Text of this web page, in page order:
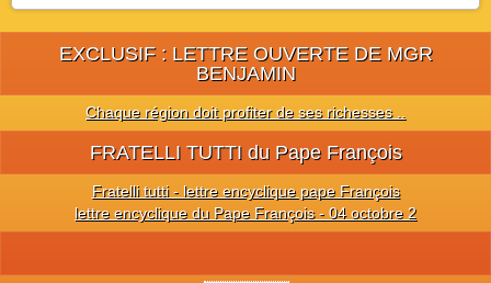
EXCLUSIF : LETTRE OUVERTE DE MGR
BENJAMIN
Chaque région doit profiter de ses richesses ..
FRATELLI TUTTI du Pape François
Fratelli tutti - lettre encyclique pape François
lettre encyclique du Pape François - 04 octobre 2